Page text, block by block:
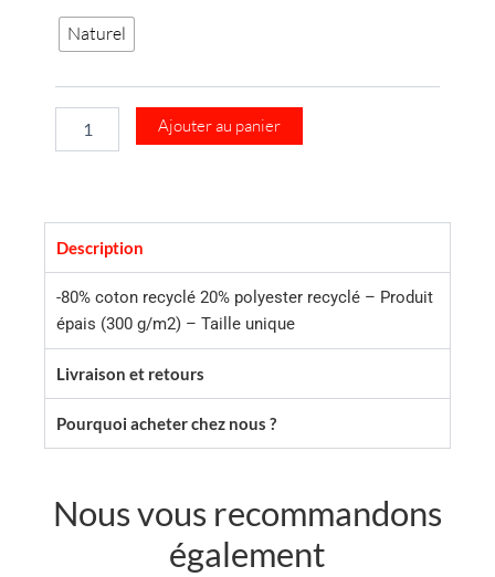
Naturel
Shopping
bag
BIO
Light
Night
Ajouter au panier
Description
-80% coton recyclé 20% polyester recyclé – Produit
épais (300 g/m2) – Taille unique
Livraison et retours
Pourquoi acheter chez nous ?
Nous vous recommandons
également